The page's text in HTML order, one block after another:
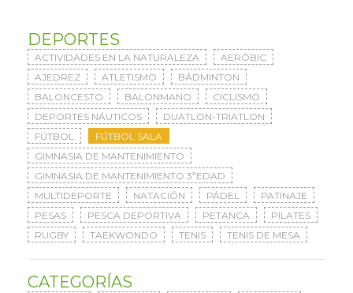
DEPORTES
ACTIVIDADES EN LA NATURALEZA
AERÓBIC
AJEDREZ
ATLETISMO
BÁDMINTON
BALONCESTO
BALONMANO
CICLISMO
DEPORTES NÁUTICOS
DUATLON-TRIATLON
FÚTBOL
FÚTBOL SALA
GIMNASIA DE MANTENIMIENTO
GIMNASIA DE MANTENIMIENTO 3ªEDAD
MULTIDEPORTE
NATACIÓN PÁDEL
PATINAJE
PESAS
PESCA DEPORTIVA PETANCA
PILATES
RUGBY
TAEKWONDO TENIS TENIS DE MESA
CATEGORÍAS